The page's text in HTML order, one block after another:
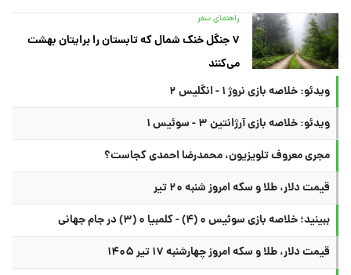
راهنمای سفر
۷ جنگل خنک شمال که تابستان را برایتان بهشت
می‌کنند
ویدئو: خلاصه بازی نروژ ۱ - انگلیس ۲
ویدئو: خلاصه بازی آرژانتین ۳ - سوئیس ۱
مجری معروف تلویزیون، محمدرضا احمدی کجاست؟
قیمت دلار، طلا و سکه امروز شنبه ۲۰ تیر
ببینید؛ خلاصه بازی سوئیس ۰ (۴) - کلمبیا ۰ (۳) در جام جهانی
قیمت دلار، طلا و سکه امروز چهارشنبه ۱۷ تیر ۱۴۰۵